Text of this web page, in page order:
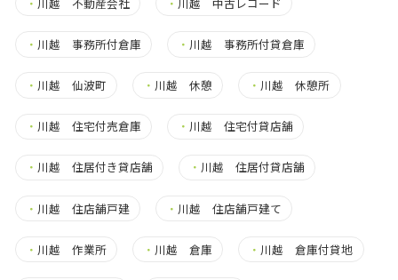
・ 川越 事務所付倉庫 ・ 川越 事務所付貸倉庫
・ 川越 仙波町 ・ 川越 休憩 ・ 川越 休憩所
・ 川越 住宅付売倉庫 ・ 川越 住宅付貸店舗
・ 川越 住居付き貸店舗 ・ 川越 住居付貸店舗
・ 川越 住店舗戸建 ・ 川越 住店舗戸建て
・ 川越 作業所 ・ 川越 倉庫 ・ 川越 倉庫付貸地